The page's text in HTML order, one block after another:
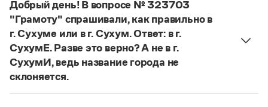
Статьи
Монологи
Интервью
Лекции и подкасты
Рекомендуем
географических названий на -а(-я), пишется
суффикс -
инск-. Правильно:Людогоща—
людогощинский . Ср.:Балашиха —балашихинский
Ельня— ельнинский,Истра— истринский
Находка—находкинский ,Охта—
Ялта—ялтинский
Добрый день! В вопросе № 323703
"Грамоту" спрашивали, как правильно в
г. Сухуме или в г. Сухум. Ответ: в г.
СухумЕ. Разве это верно? А не в г.
СухумИ, ведь название города не
склоняется.
Если название используется в формеСухум, оно